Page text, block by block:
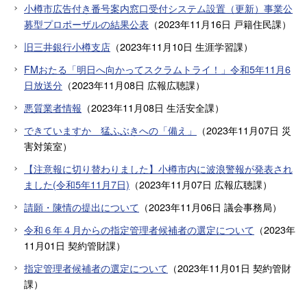
小樽市広告付き番号案内窓口受付システム設置（更新）事業公
募型プロポーザルの結果公表 （2023年11月16日 戸籍住民課）
旧三井銀行小樽支店 （2023年11月10日 生涯学習課）
FMおたる「明日へ向かってスクラムトライ！」令和5年11月6
日放送分 （2023年11月08日 広報広聴課）
悪質業者情報 （2023年11月08日 生活安全課）
できていますか 猛ふぶきへの「備え」
（2023年11月07日 災
害対策室）
【注意報に切り替わりました】小樽市内に波浪警報が発表され
ました(令和5年11月7日) （2023年11月07日 広報広聴課）
請願・陳情の提出について （2023年11月06日 議会事務局）
令和６年４月からの指定管理者候補者の選定について （2023年
11月01日 契約管財課）
指定管理者候補者の選定について （2023年11月01日 契約管財
課）